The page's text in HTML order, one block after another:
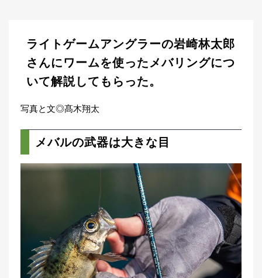
ライトゲームアングラーの岩崎林太郎
さんにワームを使ったメバリングにつ
いて解説してもらった。
写真と文◎髙木翔太
メバルの武器は大きな目
目
的
か
ら
探
›
国
す
す›
集
部
お